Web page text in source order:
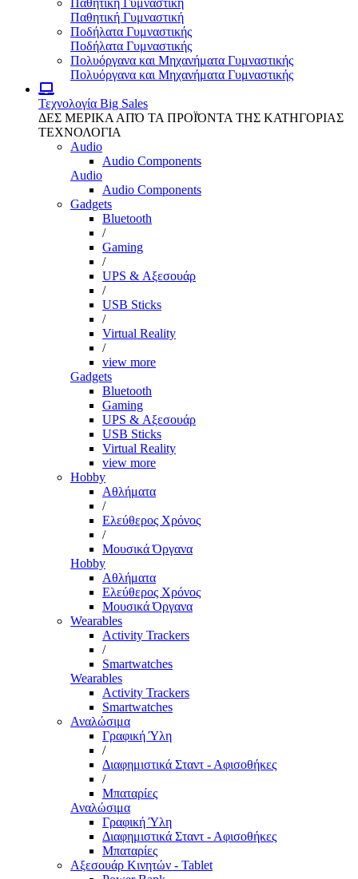
Παθητική Γυμναστική
Παθητική Γυμναστική
Ποδήλατα Γυμναστικής
Ποδήλατα Γυμναστικής
Πολυόργανα και Μηχανήματα Γυμναστικής
Πολυόργανα και Μηχανήματα Γυμναστικής
Τεχνολογία Big Sales
ΔΕΣ ΜΕΡΙΚΑ ΑΠΌ ΤΑ ΠΡΟΪΌΝΤΑ ΤΗΣ ΚΑΤΗΓΟΡΙΑΣ
ΤΕΧΝΟΛΟΓΙΑ
Audio
Audio Components
Audio
Audio Components
Gadgets
Bluetooth
/
Gaming
/
UPS & Αξεσουάρ
/
USB Sticks
/
Virtual Reality
/
view more
Gadgets
Bluetooth
Gaming
UPS & Αξεσουάρ
USB Sticks
Virtual Reality
view more
Hobby
Αθλήματα
/
Ελεύθερος Χρόνος
/
Μουσικά Όργανα
Hobby
Αθλήματα
Ελεύθερος Χρόνος
Μουσικά Όργανα
Wearables
Activity Trackers
/
Smartwatches
Wearables
Activity Trackers
Smartwatches
Αναλώσιμα
Γραφική Ύλη
/
Διαφημιστικά Σταντ - Αφισοθήκες
/
Μπαταρίες
Αναλώσιμα
Γραφική Ύλη
Διαφημιστικά Σταντ - Αφισοθήκες
Μπαταρίες
Αξεσουάρ Κινητών - Tablet